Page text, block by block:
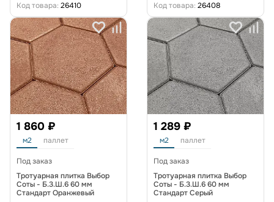
Код товара: 26410
Код товара: 26408
1 860 ₽
м2 паллет
Под заказ
Тротуарная плитка Выбор
Соты - Б.3.Ш.6 60 мм
Стандарт Оранжевый
1 289 ₽
м2 паллет
Под заказ
Тротуарная плитка Выбор
Соты - Б.3.Ш.6 60 мм
Стандарт Серый